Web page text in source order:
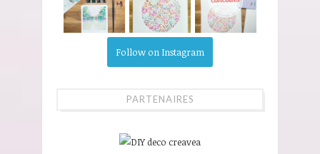
Follow on Instagram
PARTENAIRES